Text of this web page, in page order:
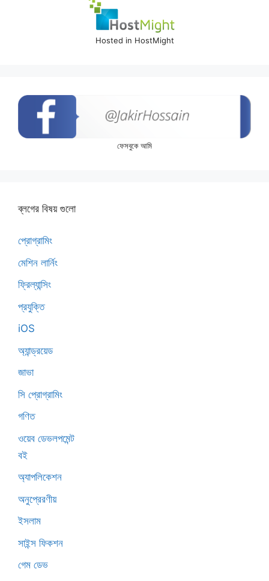
Hosted in HostMight
ফেসবুকে আমি
ব্লগের বিষয় গুলো
প্রোগ্রামিং
মেশিন লার্নিং
ফ্রিল্যান্সিং
প্রযুক্তি
iOS
অ্যান্ড্রয়েড
জাভা
সি প্রোগ্রামিং
গণিত
ওয়েব ডেভলপমেন্ট
বই
অ্যাপলিকেশন
অনুপ্রেরণীয়
ইসলাম
সাইন্স ফিকশন
গেম ডেভ